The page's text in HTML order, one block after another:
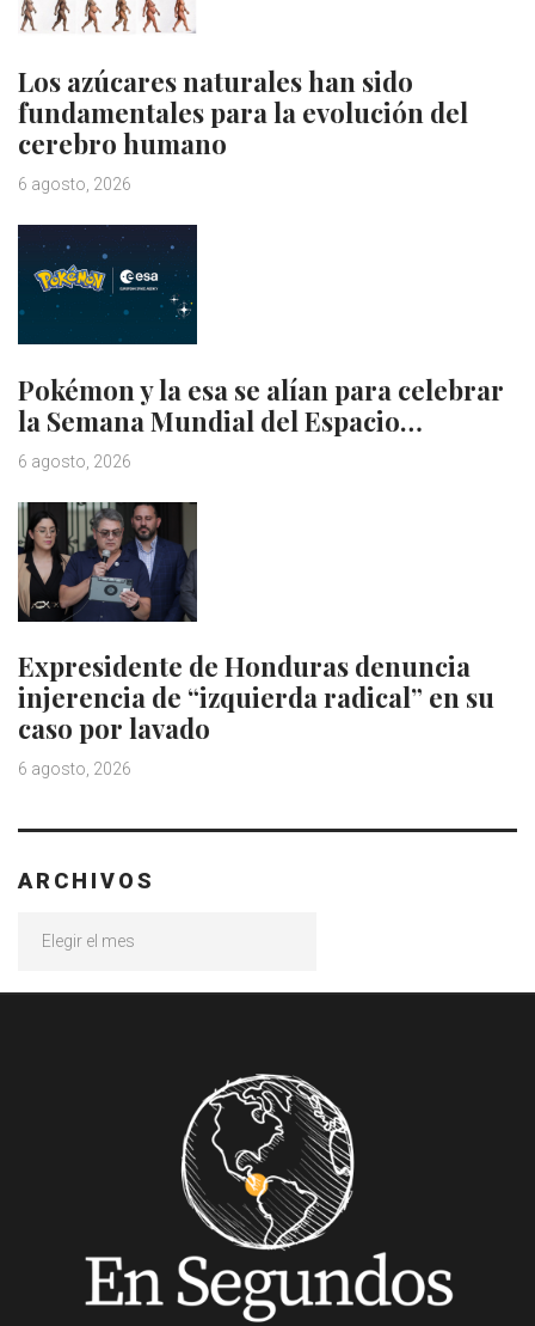
Los azúcares naturales han sido
fundamentales para la evolución del
cerebro humano
6 agosto, 2026
Pokémon y la esa se alían para celebrar
la Semana Mundial del Espacio…
6 agosto, 2026
Expresidente de Honduras denuncia
injerencia de “izquierda radical” en su
caso por lavado
6 agosto, 2026
ARCHIVOS